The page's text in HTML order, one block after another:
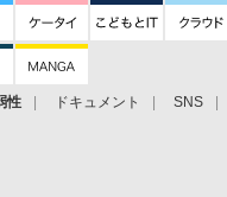
性 ドキュメント SNS